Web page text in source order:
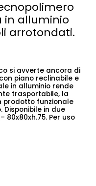
in alluminio
arrotondati.
si avverte ancora di
piano reclinabile e
in alluminio rende
trasportabile, la
prodotto funzionale
in due
80x80xh.75. Per uso